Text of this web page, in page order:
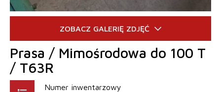
Prasa / Mimośrodowa do 100 T
/ T63R
Numer inwentarzowy